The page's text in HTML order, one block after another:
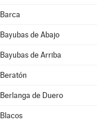
Barca
Bayubas de Abajo
Bayubas de Arriba
Beratón
Berlanga de Duero
Blacos